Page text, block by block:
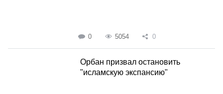
0 5054 0
Орбан призвал остановить
"исламскую экспансию"